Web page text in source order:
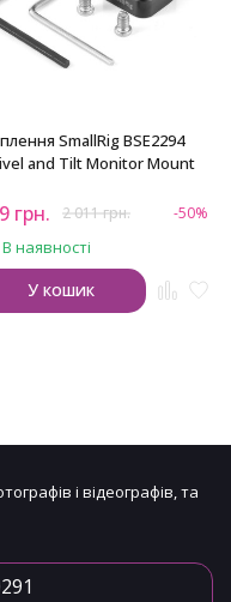
SmallRig BSE2294
and Tilt Monitor Mount
грн. 2 011грн. -50%
В наявності
У кошик
і відеографів, та